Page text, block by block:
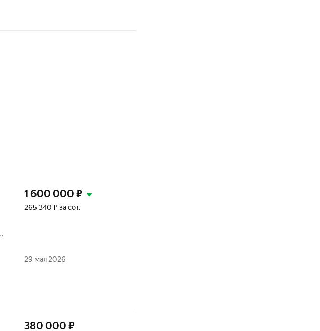
1 600 000 ₽
265 340 ₽ за сот.
29 мая 2026
380 000 ₽